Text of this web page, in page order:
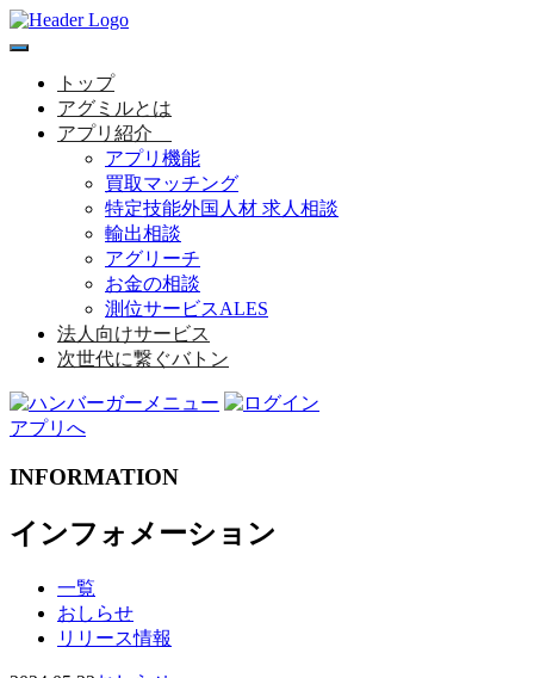
toggle
navigationトップ
アグミルとは
アプリ紹介
アプリ機能
買取マッチング
特定技能外国人材 求人相談
輸出相談
アグリーチ
お金の相談
測位サービスALES
法人向けサービス
次世代に繋ぐバトン
アプリへ
INFORMATION
インフォメーション
一覧
おしらせ
リリース情報